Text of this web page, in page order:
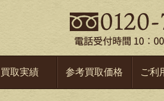
買取実績 参考買取価格 ご利